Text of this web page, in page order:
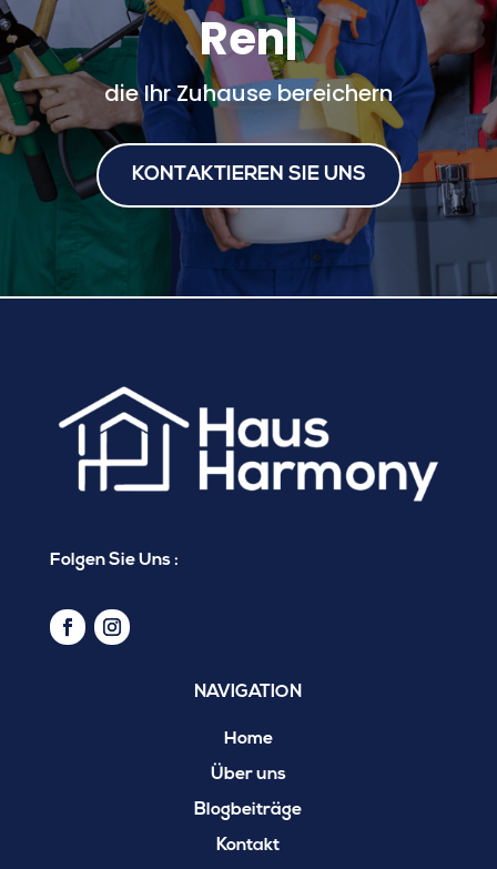
G|
die Ihr Zuhause bereichern
KONTAKTIEREN SIE UNS
Folgen Sie Uns :
NAVIGATION
Home
Über uns
Blogbeiträge
Kontakt